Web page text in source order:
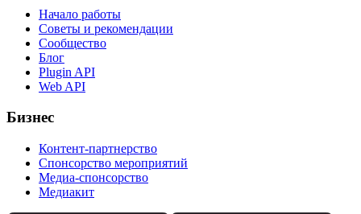
Начало работы
Советы и рекомендации
Сообщество
Блог
Plugin API
Web API
Бизнес
Контент-партнерство
Спонсорство мероприятий
Медиа-спонсорство
Медиакит